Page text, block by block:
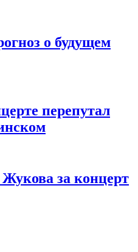
о будущем
перепутал
за концерт